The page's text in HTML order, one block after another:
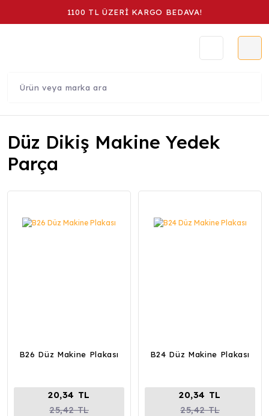
1100 TL ÜZERİ KARGO BEDAVA!
Düz Dikiş Makine Yedek
Parça
B26 Düz Makine Plakası
20,34 TL
25,42 TL
B24 Düz Makine Plakası
20,34 TL
25,42 TL